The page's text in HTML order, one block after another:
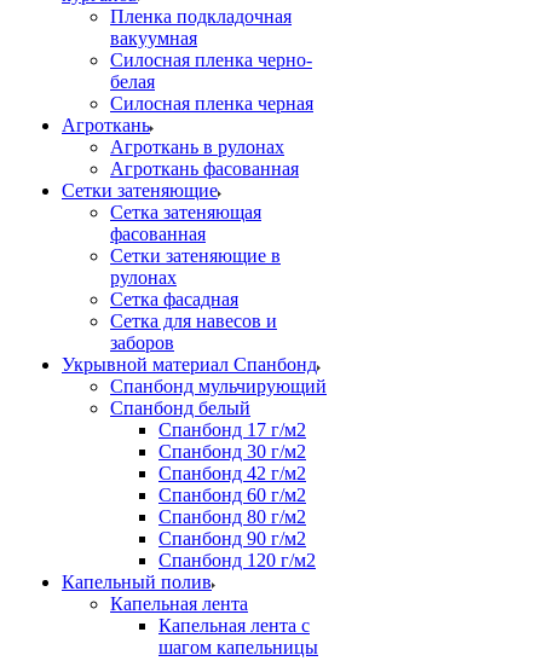
Пленка подкладочная
вакуумная
Силосная пленка черно-
белая
Силосная пленка черная
Агроткань
Агроткань в рулонах
Агроткань фасованная
Сетки затеняющие
Сетка затеняющая
фасованная
Сетки затеняющие в
рулонах
Сетка фасадная
Сетка для навесов и
заборов
Укрывной материал Спанбонд
Спанбонд мульчирующий
Спанбонд белый
Спанбонд 17 г/м2
Спанбонд 30 г/м2
Спанбонд 42 г/м2
Спанбонд 60 г/м2
Спанбонд 80 г/м2
Спанбонд 90 г/м2
Спанбонд 120 г/м2
Капельный полив
Капельная лента
Капельная лента с
шагом капельницы